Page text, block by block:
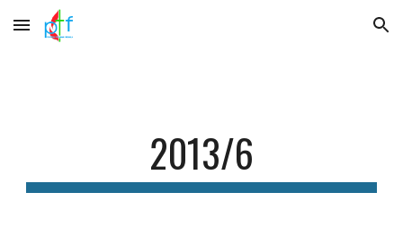
Skip to main content Skip to navigation
2013/6